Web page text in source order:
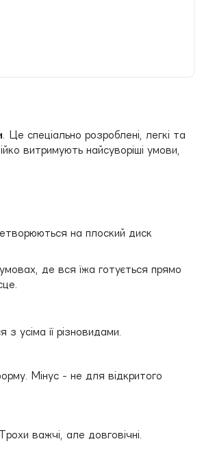
. Це спеціально розроблені, легкі та
витримують найсуворіші умови,
на плоский диск
де вся їжа готується прямо
усіма її різновидами.
Мінус - не для відкритого
важчі, але довговічні.